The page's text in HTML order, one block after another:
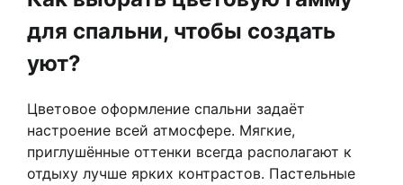
для спальни, чтобы создать
уют?
Цветовое оформление спальни задаёт
настроение всей атмосфере. Мягкие,
приглушённые оттенки всегда располагают к
отдыху лучше ярких контрастов. Пастельные